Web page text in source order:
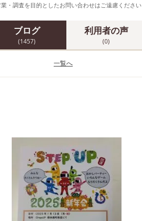
・調査を目的としたお問い合わせはご遠慮ください
ブログ
(1457)
利用者の声
(0)
一覧へ